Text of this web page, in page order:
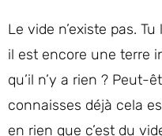
Le vide n’existe pas.
il est encore une terre
qu’il n’y a rien ? Peut-
connaisses déjà cela
en rien que c’est du